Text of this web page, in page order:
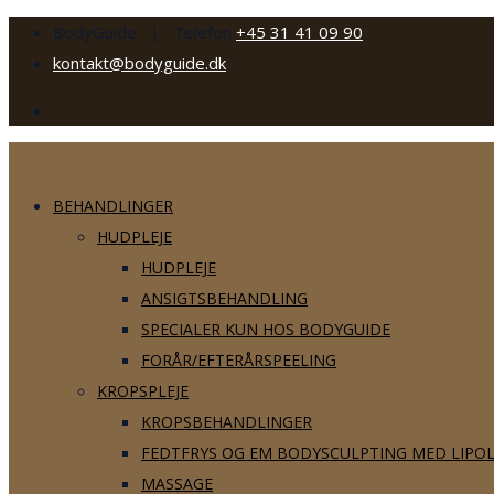
BodyGuide | Telefon +45 31 41 09 90
kontakt@bodyguide.dk
BEHANDLINGER
HUDPLEJE
HUDPLEJE
ANSIGTSBEHANDLING
SPECIALER KUN HOS BODYGUIDE
FORÅR/EFTERÅRSPEELING
KROPSPLEJE
KROPSBEHANDLINGER
FEDTFRYS OG EM BODYSCULPTING MED
MASSAGE